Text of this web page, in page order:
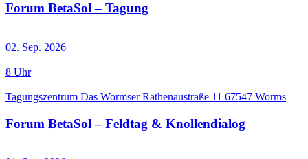
Forum BetaSol – Tagung
02. Sep. 2026
8 Uhr
Tagungszentrum Das Wormser ​Rathenaustraße 11 67547 Worms
Forum BetaSol – Feldtag & Knollendialog